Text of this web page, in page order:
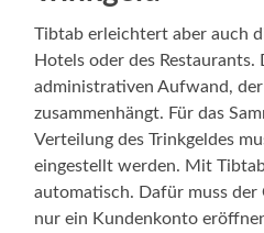
Tibtab erleichtert aber auch
Hotels oder des Restaurants.
administrativen Aufwand,
zusammenhängt. Für das
Verteilung des Trinkgeldes
eingestellt werden. Mit
automatisch. Dafür muss
nur ein Kundenkonto